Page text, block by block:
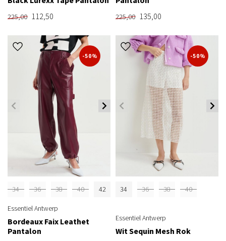
225,00 112,50 225,00 135,00
-50%
34 36 38 40 42
Essentiel Antwerp
Bordeaux Faix Leathet
Pantalon
-50%
34 36 38 40
Essentiel Antwerp
Wit Sequin Mesh Rok